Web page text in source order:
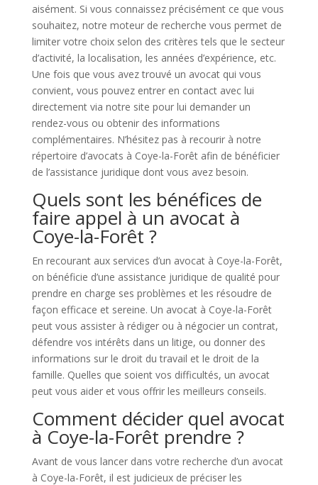
aisément. Si vous connaissez précisément ce que vous
souhaitez, notre moteur de recherche vous permet de
limiter votre choix selon des critères tels que le secteur
d’activité, la localisation, les années d’expérience, etc.
Une fois que vous avez trouvé un avocat qui vous
convient, vous pouvez entrer en contact avec lui
directement via notre site pour lui demander un
rendez-vous ou obtenir des informations
complémentaires. N’hésitez pas à recourir à notre
répertoire d’avocats à Coye-la-Forêt afin de bénéficier
de l’assistance juridique dont vous avez besoin.
Quels sont les bénéfices de
faire appel à un avocat à
Coye-la-Forêt ?
En recourant aux services d’un avocat à Coye-la-Forêt,
on bénéficie d’une assistance juridique de qualité pour
prendre en charge ses problèmes et les résoudre de
façon efficace et sereine. Un avocat à Coye-la-Forêt
peut vous assister à rédiger ou à négocier un contrat,
défendre vos intérêts dans un litige, ou donner des
informations sur le droit du travail et le droit de la
famille. Quelles que soient vos difficultés, un avocat
peut vous aider et vous offrir les meilleurs conseils.
Comment décider quel avocat
à Coye-la-Forêt prendre ?
Avant de vous lancer dans votre recherche d’un avocat
à Coye-la-Forêt, il est judicieux de préciser les